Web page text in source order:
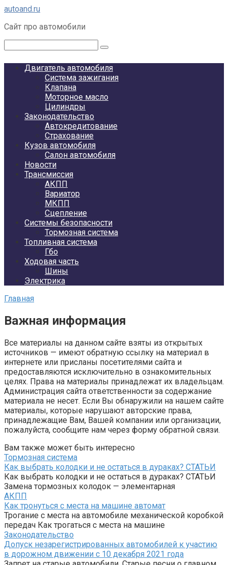
Перейти
контенту
autoand.ru
Сайт про автомобили
Двигатель автомобиля
Система зажигания
Клапана
Моторное масло
Цилиндры
Законодательство
Автокредитование
Страхование
Кузов автомобиля
Салон автомобиля
Новости
Трансмиссия
АКПП
Вариатор
МКПП
Сцепление
Системы безопасности
Тормозная система
Топливная система
Гбо
Ходовая часть
Шины
Электрика
Главная
Важная информация
Все материалы на данном сайте взяты из открытых
источников — имеют обратную ссылку на материал в
интернете или присланы посетителями сайта и
предоставляются исключительно в ознакомительных
целях. Права на материалы принадлежат их владельцам.
Администрация сайта ответственности за содержание
материала не несет. Если Вы обнаружили на нашем сайте
материалы, которые нарушают авторские права,
принадлежащие Вам, Вашей компании или организации,
пожалуйста, сообщите нам через форму обратной связи.
Вам также может быть интересно
Тормозная система
Как выбрать колодки и не остаться в дураках? СТАТЬИ
Как выбрать колодки и не остаться в дураках? СТАТЬИ
Замена тормозных колодок — элементарная
АКПП
Как тронуться с места на машине автомат
Трогание с места на автомобиле механической коробкой
передач Как трогаться с места на машине
Законодательство
Допуск незарегистрированных автомобилей к участию
в дорожном движении с 10 декабря 2021 года